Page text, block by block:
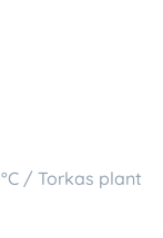
/ Torkas plant